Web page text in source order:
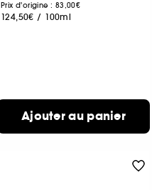
Prix d'origine : 83,00€
124,50€ / 100ml
Ajouter au panier